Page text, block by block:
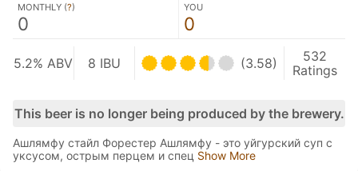
MONTHLY (?)
0
YOU
0
5.2% ABV 8 IBU (3.58)
532
Ratings
This beer is no longer being produced by the brewery.
Ашлямфу стайл Форестер Ашлямфу - это уйгурский суп с
уксусом, острым перцем и спец Show More